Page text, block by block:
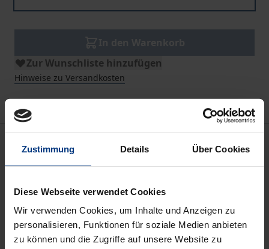
Zustimmung Details Über Cookies
Diese Webseite verwendet Cookies
Wir verwenden Cookies, um Inhalte und Anzeigen zu
personalisieren, Funktionen für soziale Medien anbieten
zu können und die Zugriffe auf unsere Website zu
Zur Wunschliste hinzufügen
Hinweise zu Versandkosten
haben derzeit nicht nur in der Kriminologie
Konjunktur. In der Kriminologie werden hier erneut
Problemlagen virulent und schon zum Anfang des
19. Jahrhunderts wurde dabei nach den